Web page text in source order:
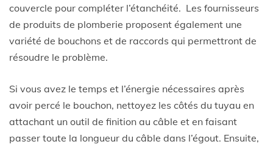
couvercle pour compléter l’étanchéité. Les fournisseurs
de produits de plomberie proposent également une
variété de bouchons et de raccords qui permettront de
résoudre le problème.
Si vous avez le temps et l’énergie nécessaires après
avoir percé le bouchon, nettoyez les côtés du tuyau en
attachant un outil de finition au câble et en faisant
passer toute la longueur du câble dans l’égout. Ensuite,